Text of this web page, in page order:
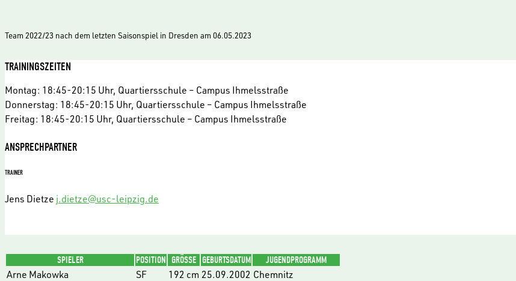
Team 2022/23 nach dem letzten Saisonspiel in Dresden am 06.05.2023
TRAININGSZEITEN
Montag: 18:45-20:15 Uhr, Quartiersschule – Campus Ihmelsstraße
Donnerstag: 18:45-20:15 Uhr, Quartiersschule – Campus Ihmelsstraße
Freitag: 18:45-20:15 Uhr, Quartiersschule – Campus Ihmelsstraße
ANSPRECHPARTNER
TRAINER
Jens Dietze j.dietze@usc-leipzig.de
SPIELER POSITION GRÖSSE GEBURTSDATUM JUGENDPROGRAMM
Arne Makowka SF 192 cm 25.09.2002 Chemnitz